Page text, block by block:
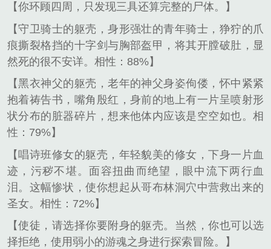
【你环顾四周，只发现三具还算完整的尸体。】
【守卫骑士的躯壳，身形强壮的青年骑士，狰狞的爪
痕撕裂格挡的十字剑与胸部盔甲，将其开膛破肚，显
然死的很不安详。相性：88%】
【黑衣神父的躯壳，老年的神父身姿佝偻，怀中紧紧
抱着祷告书，嘴角殷红，身前的地上有一片呈喷射形
状分布的脏器碎片，想来他体内应该是空空如也。相
性：79%】
【唱诗班修女的躯壳，年轻貌美的修女，下身一片血
迹，污秽不堪。面容扭曲而绝望，眼中流下两行血
泪。这幅惨状，使你想起从哥布林洞穴中营救出来的
圣女。相性：72%】
【使徒，请选择你要附身的躯壳。当然，你也可以选
择拒绝，使用弱小的游魂之身进行探索冒险。】